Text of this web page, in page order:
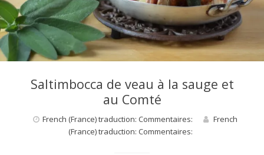
e
Saltimbocca de veau à la sauge et
au Comté
French (France) traduction: Commentaires:
French
(France) traduction: Commentaires: